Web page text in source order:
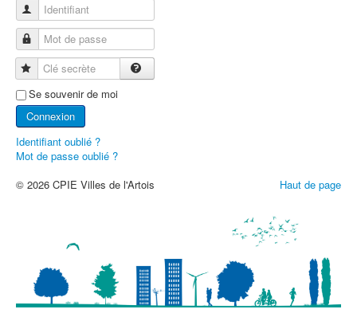
Identifiant
Mot de passe
Clé secrète
Se souvenir de moi
Connexion
Identifiant oublié ?
Mot de passe oublié ?
Haut de page
© 2026 CPIE Villes de l'Artois